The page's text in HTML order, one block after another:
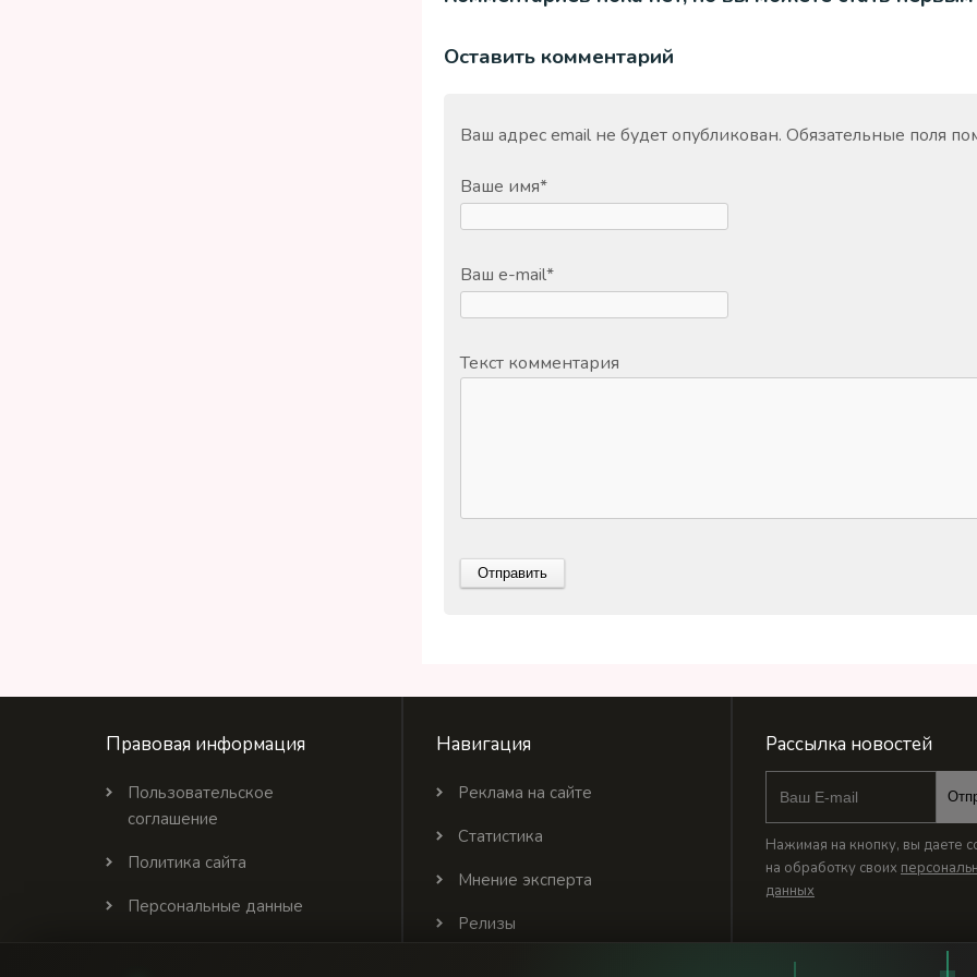
Оставить комментарий
Ваш адрес email не будет опубликован. Обязательные поля
Ваше имя*
Ваш e-mail*
Текст комментария
Правовая информация
Пользовательское
соглашение
Политика сайта
Персональные данные
Навигация
Реклама на сайте
Статистика
Мнение эксперта
Релизы
Рассылка новостей
Нажимая на кнопку, вы даете
на обработку своих
данных